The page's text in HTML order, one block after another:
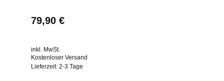
79,90 €
inkl. MwSt.
Kostenloser Versand
Lieferzeit: 2-3 Tage